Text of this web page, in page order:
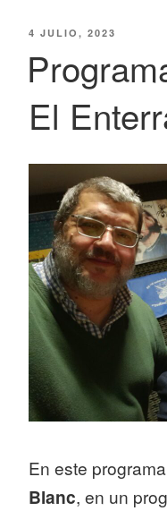
PUBLICADO
4 JULIO, 2023
El
En este
Blanc, en un